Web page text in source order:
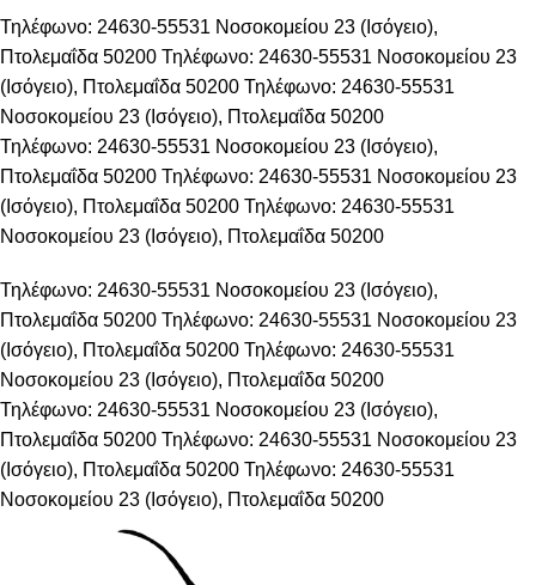
Τηλέφωνο: 24630-55531 Νοσοκομείου 23 (Ισόγειο),
Πτολεμαΐδα 50200 Τηλέφωνο: 24630-55531 Νοσοκομείου 23
(Ισόγειο), Πτολεμαΐδα 50200 Τηλέφωνο: 24630-55531
Νοσοκομείου 23 (Ισόγειο), Πτολεμαΐδα 50200
Τηλέφωνο: 24630-55531 Νοσοκομείου 23 (Ισόγειο),
Πτολεμαΐδα 50200 Τηλέφωνο: 24630-55531 Νοσοκομείου 23
(Ισόγειο), Πτολεμαΐδα 50200 Τηλέφωνο: 24630-55531
Νοσοκομείου 23 (Ισόγειο), Πτολεμαΐδα 50200
Τηλέφωνο: 24630-55531 Νοσοκομείου 23 (Ισόγειο),
Πτολεμαΐδα 50200 Τηλέφωνο: 24630-55531 Νοσοκομείου 23
(Ισόγειο), Πτολεμαΐδα 50200 Τηλέφωνο: 24630-55531
Νοσοκομείου 23 (Ισόγειο), Πτολεμαΐδα 50200
Τηλέφωνο: 24630-55531 Νοσοκομείου 23 (Ισόγειο),
Πτολεμαΐδα 50200 Τηλέφωνο: 24630-55531 Νοσοκομείου 23
(Ισόγειο), Πτολεμαΐδα 50200 Τηλέφωνο: 24630-55531
Νοσοκομείου 23 (Ισόγειο), Πτολεμαΐδα 50200